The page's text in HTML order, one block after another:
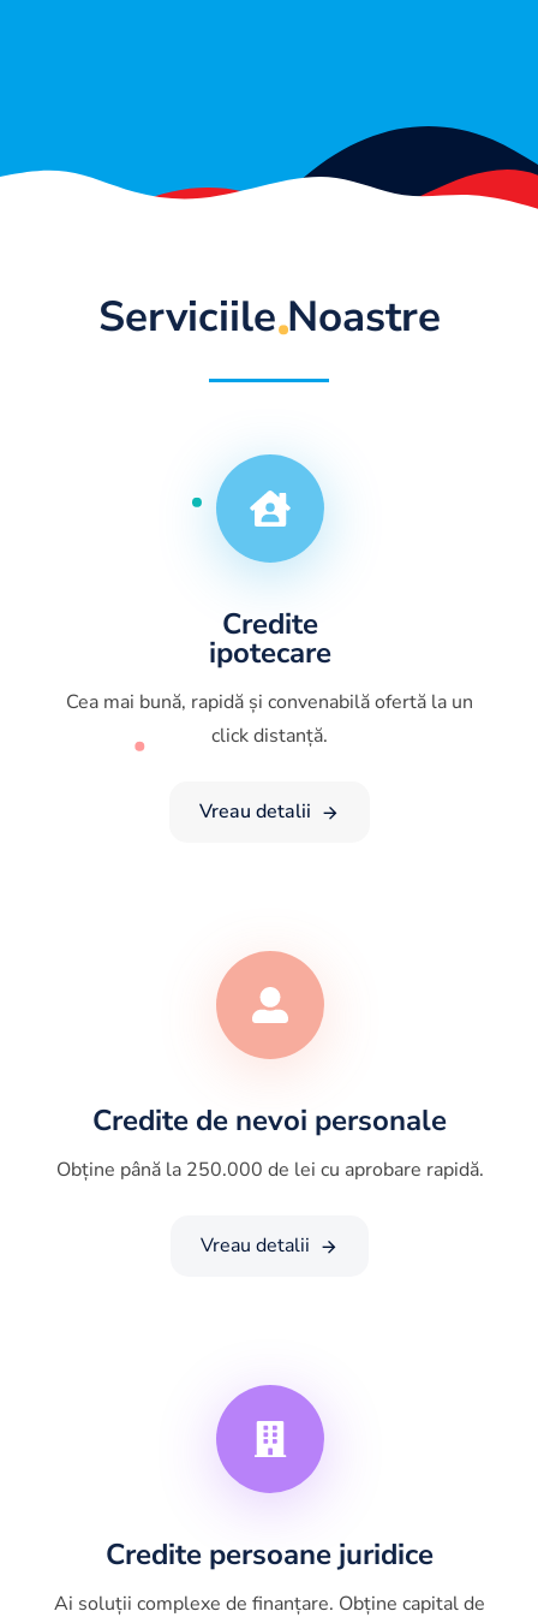
Serviciile Noastre
Credite
ipotecare
Cea mai bună, rapidă și convenabilă ofertă la un
click distanță.
Vreau detalii
Credite de nevoi personale
Obține până la 250.000 de lei cu aprobare rapidă.
Vreau detalii
Credite persoane juridice
Ai soluții complexe de finanțare. Obține capital de